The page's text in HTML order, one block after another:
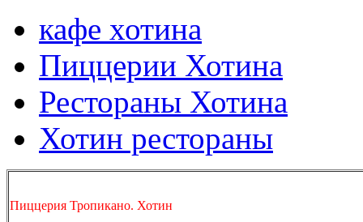
кафе хотина
Пиццерии Хотина
Рестораны Хотина
Хотин рестораны
Пиццерия Тропикано. Хотин